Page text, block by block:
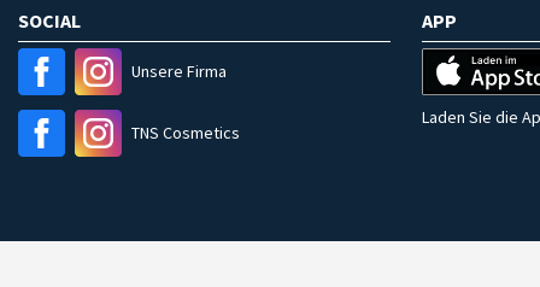
SOCIAL
Unsere Firma
TNS Cosmetics
APP
Laden Sie die